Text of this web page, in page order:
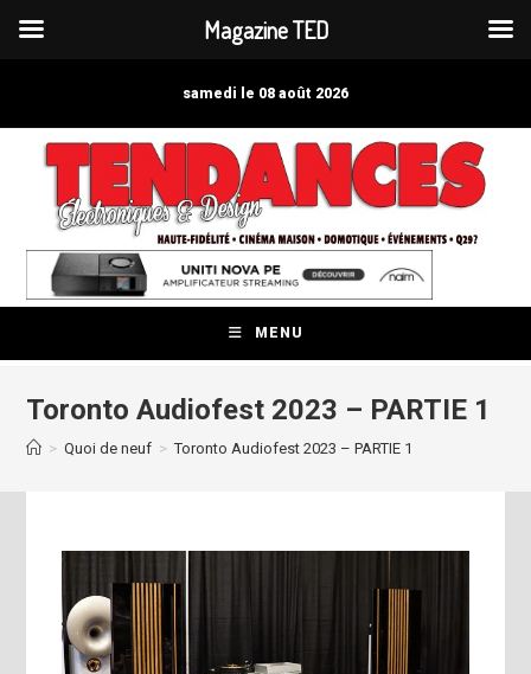
samedi le 08 août 2026
MENU
Toronto Audiofest 2023 – PARTIE 1
> Quoi de neuf > Toronto Audiofest 2023 – PARTIE 1
Magazine TED